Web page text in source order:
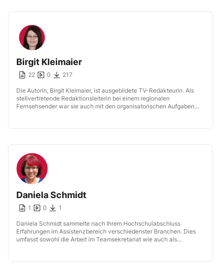
Birgit Kleimaier
22 0 217
Die Autorin, Birgit Kleimaier, ist ausgebildete TV-Redakteurin. Als
stellvertretende Redaktionsleiterin bei einem regionalen
Fernsehsender war sie auch mit den organisatorischen Aufgaben
Daniela Schmidt
1 0 1
Daniela Schmidt sammelte nach Ihrem Hochschulabschluss
Erfahrungen im Assistenzbereich verschiedenster Branchen. Dies
umfasst sowohl die Arbeit im Teamsekretariat wie auch als